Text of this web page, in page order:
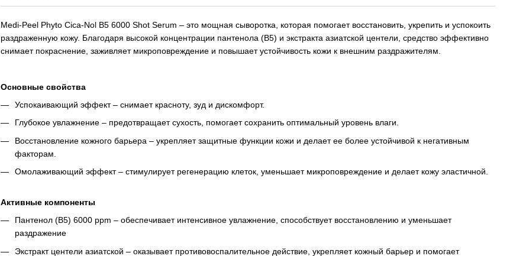
Medi-Peel Phyto Cica-Nol B5 6000 Shot Serum – это мощная сыворотка, которая помогает восстановить, укрепить и успокоить
раздраженную кожу. Благодаря высокой концентрации пантенола (B5) и экстракта азиатской центели, средство эффективно
снимает покраснение, заживляет микроповреждение и повышает устойчивость кожи к внешним раздражителям.
Основные свойства
Успокаивающий эффект – снимает красноту, зуд и дискомфорт.
Глубокое увлажнение – предотвращает сухость, помогает сохранить оптимальный уровень влаги.
Восстановление кожного барьера – укрепляет защитные функции кожи и делает ее более устойчивой к негативным
факторам.
Омолаживающий эффект – стимулирует регенерацию клеток, уменьшает микроповреждение и делает кожу эластичной.
Активные компоненты
Пантенол (B5) 6000 ppm – обеспечивает интенсивное увлажнение, способствует восстановлению и уменьшает
раздражение
Экстракт центели азиатской – оказывает противовоспалительное действие, укрепляет кожный барьер и помогает